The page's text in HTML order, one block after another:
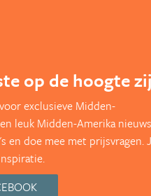
op de hoogte
exclusieve Midden-
leuk Midden-Amerika
en doe mee met prijsvragen.